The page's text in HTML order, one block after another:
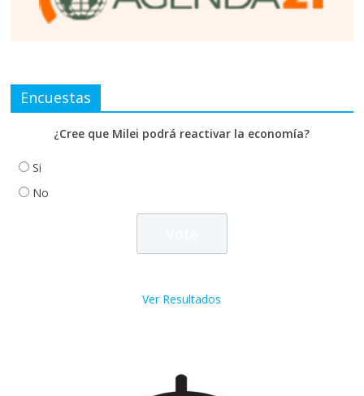
Encuestas
¿Cree que Milei podrá reactivar la economía?
Si
No
Ver Resultados